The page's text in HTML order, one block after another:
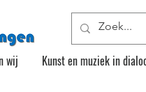
wij Kunst en muziek in